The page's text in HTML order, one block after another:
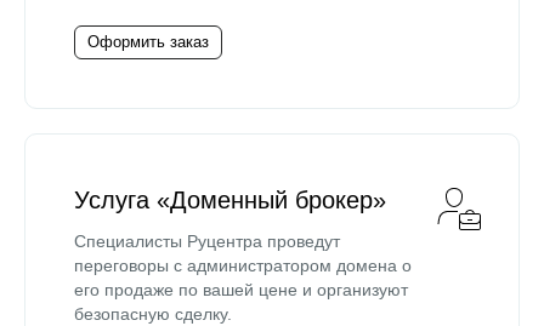
Оформить заказ
Услуга «Доменный брокер»
Специалисты Руцентра проведут
переговоры с администратором домена о
его продаже по вашей цене и организуют
безопасную сделку.